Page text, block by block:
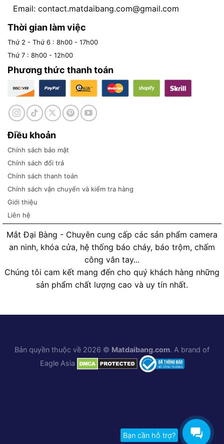
Email: contact.matdaibang.com@gmail.com
Thời gian làm việc
Thứ 2 - Thứ 6 : 8h00 - 17h00
Thứ 7 : 8h00 - 12h00
Phương thức thanh toán
Điều khoản
Chính sách bảo mật
Chính sách đổi trả
Chính sách thanh toán
Chính sách vận chuyển và kiểm tra hàng
Giới thiệu
Liên hệ
Mắt Đại Bàng - Chuyên cung cấp các sản phẩm camera
an ninh, khóa cửa, hệ thống báo cháy, báo trộm, chấm
công vân tay...
Chúng tôi cam kết mang đến cho quý khách hàng những
sản phẩm chất lượng cao và uy tín nhất.
Bạn cần hỗ trợ?
Bản quyền thuộc về 2026 © Matdaibang.com. A brand of
Eagle Asia